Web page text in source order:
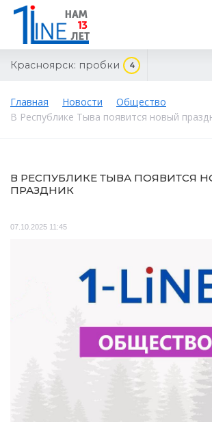
Красноярск: пробки 4
Главная Новости
Общество
В Республике Тыва появится новый
В РЕСПУБЛИКЕ ТЫВА ПОЯВИТСЯ
ПРАЗДНИК
07.10.2025 11:45